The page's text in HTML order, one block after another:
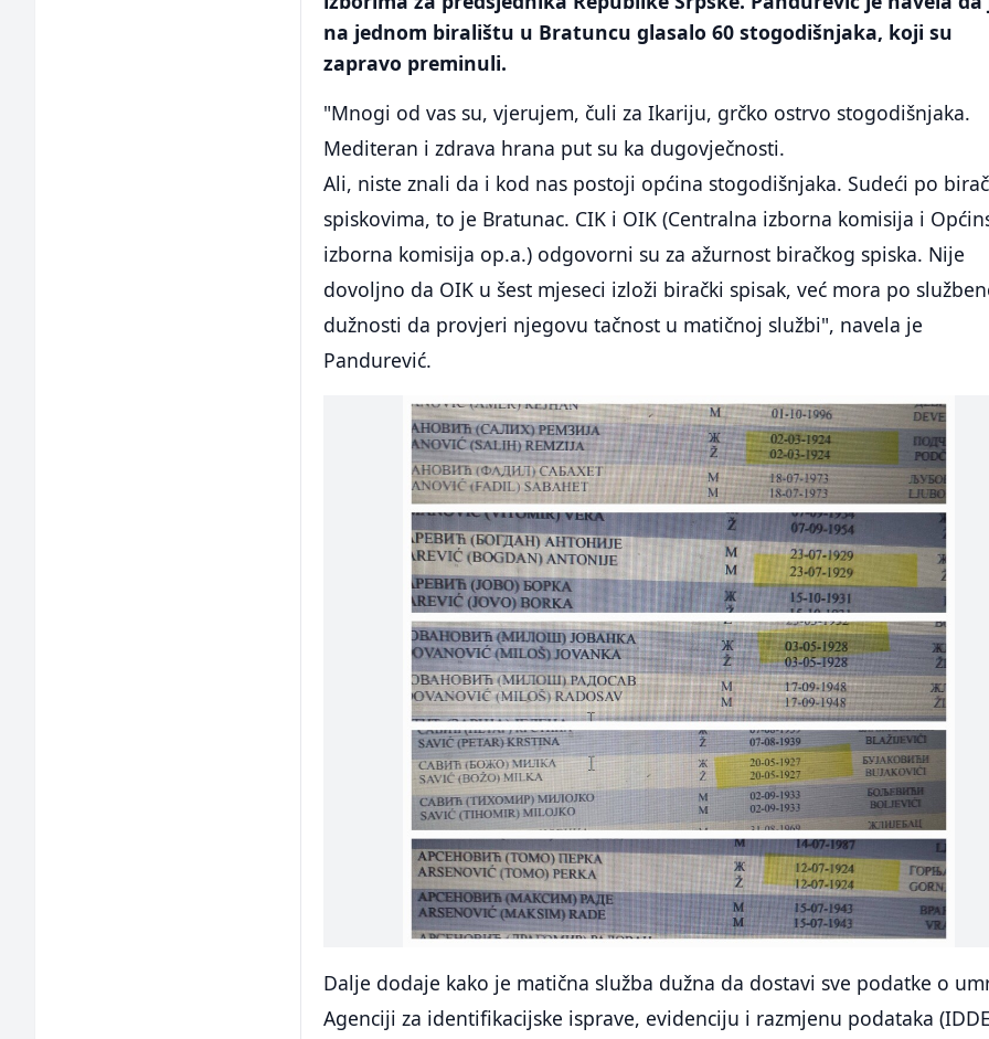
na jednom biralištu u Bratuncu glasalo 60 stogodišnjaka, koji su
zapravo preminuli.
"Mnogi od vas su, vjerujem, čuli za Ikariju, grčko ostrvo stogodišnjaka.
Mediteran i zdrava hrana put su ka dugovječnosti.
Ali, niste znali da i kod nas postoji općina stogodišnjaka. Sudeći po
spiskovima, to je Bratunac. CIK i OIK (Centralna izborna komisija i
izborna komisija op.a.) odgovorni su za ažurnost biračkog spiska. Nije
dovoljno da OIK u šest mjeseci izloži birački spisak, već mora po
dužnosti da provjeri njegovu tačnost u matičnoj službi", navela je
Pandurević.
Dalje dodaje kako je matična služba dužna da dostavi sve podatke o
Agenciji za identifikacijske isprave, evidenciju i razmjenu podataka